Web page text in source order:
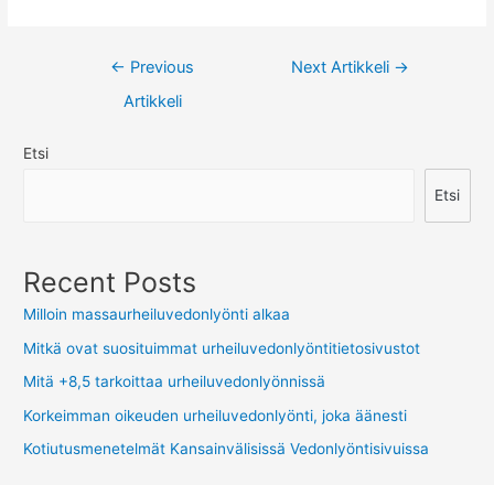
Artikkelien
selaus
← Previous
Artikkeli
Next Artikkeli →
Etsi
Etsi
Recent Posts
Milloin massaurheiluvedonlyönti alkaa
Mitkä ovat suosituimmat urheiluvedonlyöntitietosivustot
Mitä +8,5 tarkoittaa urheiluvedonlyönnissä
Korkeimman oikeuden urheiluvedonlyönti, joka äänesti
Kotiutusmenetelmät Kansainvälisissä Vedonlyöntisivuissa